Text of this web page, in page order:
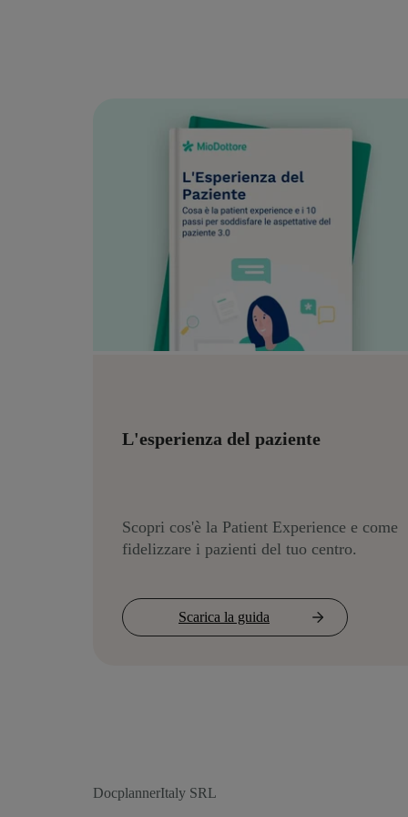
L'esperienza del paziente
Scopri cos'è la Patient Experience e come
fidelizzare i pazienti del tuo centro.
Scarica la guida
DocplannerItaly SRL